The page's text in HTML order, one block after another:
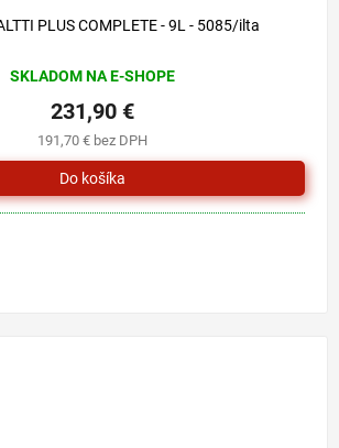
PLUS COMPLETE - 9L - 5085/ilta
SKLADOM NA E-SHOPE
191,70 € bez DPH
231,90 €